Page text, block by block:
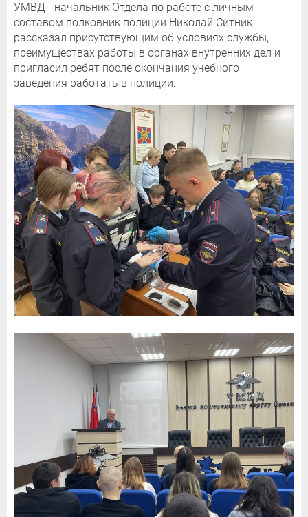
УМВД - начальник Отдела по работе с личным
составом полковник полиции Николай Ситник
рассказал присутствующим об условиях службы,
преимуществах работы в органах внутренних дел и
пригласил ребят после окончания учебного
заведения работать в полиции.